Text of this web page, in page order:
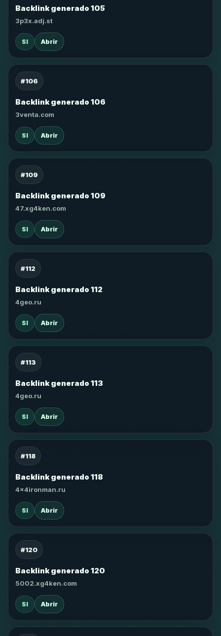
Backlink generado 105
3p3x.adj.st
SI Abrir
#106
Backlink generado 106
3venta.com
SI Abrir
#109
Backlink generado 109
47.xg4ken.com
SI Abrir
#112
Backlink generado 112
4geo.ru
SI Abrir
#113
Backlink generado 113
4geo.ru
SI Abrir
#118
Backlink generado 118
4x4ironman.ru
SI Abrir
#120
Backlink generado 120
5002.xg4ken.com
SI Abrir